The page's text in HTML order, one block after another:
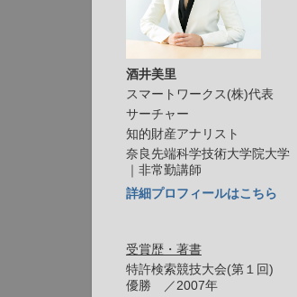
酒井美里
スマートワークス(株)代表
サーチャー
知的財産アナリスト
奈良先端科学技術大学院大学
｜非常勤講師
詳細プロフィールはこちら
受賞歴・著書
特許検索競技大会(第１回)
優勝 ／2007年